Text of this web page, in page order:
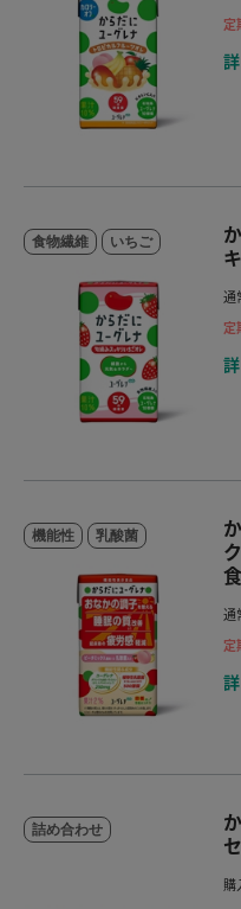
定
食物繊維 いちご
通
定
機能性 乳酸菌
通
定
詰め合わせ
購